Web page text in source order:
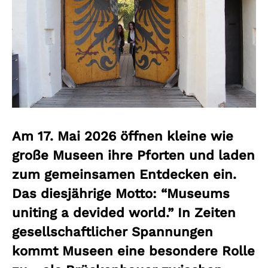
Am 17. Mai 2026 öffnen kleine wie
große Museen ihre Pforten und laden
zum gemeinsamen Entdecken ein.
Das diesjährige Motto: “Museums
uniting a devided world.” In Zeiten
gesellschaftlicher Spannungen
kommt Museen eine besondere Rolle